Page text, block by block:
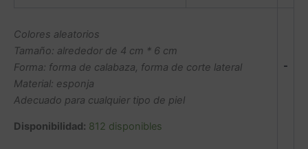
Colores aleatorios
Tamaño: alrededor de 4 cm * 6 cm
Forma: forma de calabaza, forma de corte lateral
Material: esponja
Adecuado para cualquier tipo de piel
Disponibilidad: 812 disponibles
-